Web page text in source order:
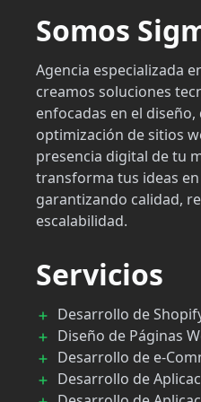
Somos
Agencia especializada
creamos soluciones
enfocadas en el
optimización de sitios
presencia digital de tu
transforma tus ideas
garantizando calidad,
escalabilidad.
Servicios
Desarrollo de
Diseño de Páginas
Desarrollo de e-
Desarrollo de